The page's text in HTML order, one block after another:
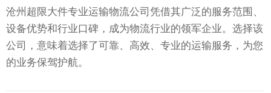
沧州超限大件专业运输物流公司凭借其广泛的服务范围、
设备优势和行业口碑，成为物流行业的领军企业。选择该
公司，意味着选择了可靠、高效、专业的运输服务，为您
的业务保驾护航。